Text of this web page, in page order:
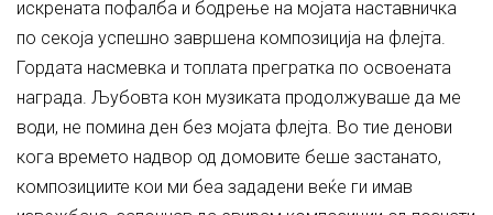
искрената пофалба и бодрење на мојата наставничка
по секоја успешно завршена композиција на флејта.
Гордата насмевка и топлата прегратка по освоената
награда. Љубовта кон музиката продолжуваше да ме
води, не помина ден без мојата флејта. Во тие денови
кога времето надвор од домовите беше застанато,
композициите кои ми беа зададени веќе ги имав